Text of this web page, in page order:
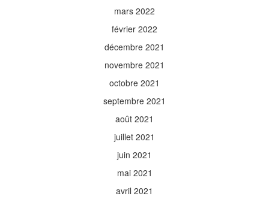
mars 2022
février 2022
décembre 2021
novembre 2021
octobre 2021
septembre 2021
août 2021
juillet 2021
juin 2021
mai 2021
avril 2021